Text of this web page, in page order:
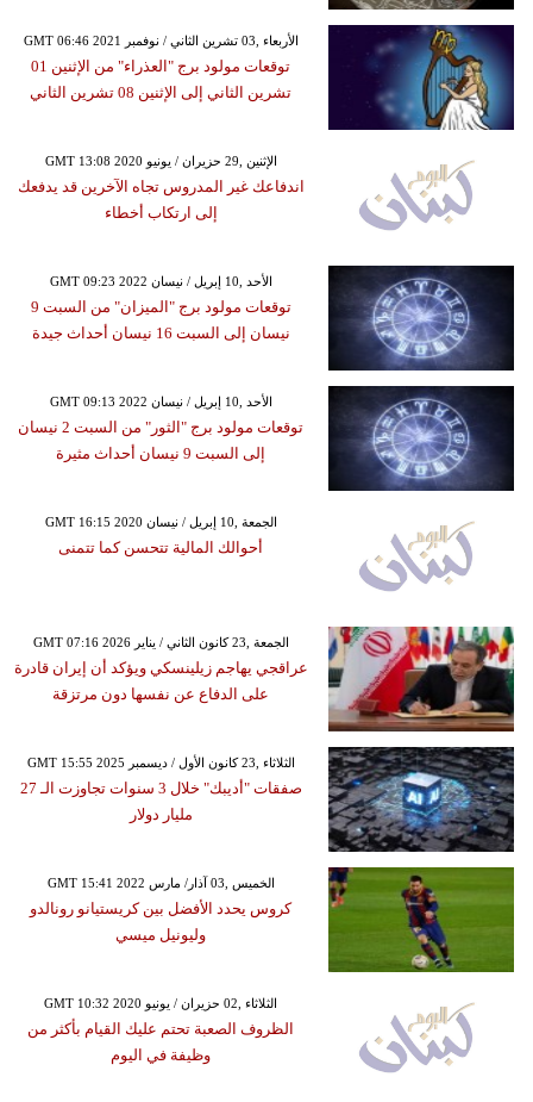
GMT 06:46 2021 الأربعاء ,03 تشرين الثاني / نوفمبر
توقعات مولود برج "العذراء" من الإثنين 01
تشرين الثاني إلى الإثنين 08 تشرين الثاني
GMT 13:08 2020 الإثنين ,29 حزيران / يونيو
اندفاعك غير المدروس تجاه الآخرين قد يدفعك
إلى ارتكاب أخطاء
GMT 09:23 2022 الأحد ,10 إبريل / نيسان
توقعات مولود برج "الميزان" من السبت 9
نيسان إلى السبت 16 نيسان أحداث جيدة
GMT 09:13 2022 الأحد ,10 إبريل / نيسان
توقعات مولود برج "الثور" من السبت 2 نيسان
إلى السبت 9 نيسان أحداث مثيرة
GMT 16:15 2020 الجمعة ,10 إبريل / نيسان
أحوالك المالية تتحسن كما تتمنى
GMT 07:16 2026 الجمعة ,23 كانون الثاني / يناير
عراقجي يهاجم زيلينسكي ويؤكد أن إيران قادرة
على الدفاع عن نفسها دون مرتزقة
GMT 15:55 2025 الثلاثاء ,23 كانون الأول / ديسمبر
صفقات "أديبك" خلال 3 سنوات تجاوزت الـ 27
مليار دولار
GMT 15:41 2022 الخميس ,03 آذار/ مارس
كروس يحدد الأفضل بين كريستيانو رونالدو
وليونيل ميسي
GMT 10:32 2020 الثلاثاء ,02 حزيران / يونيو
الظروف الصعبة تحتم عليك القيام بأكثر من
وظيفة في اليوم